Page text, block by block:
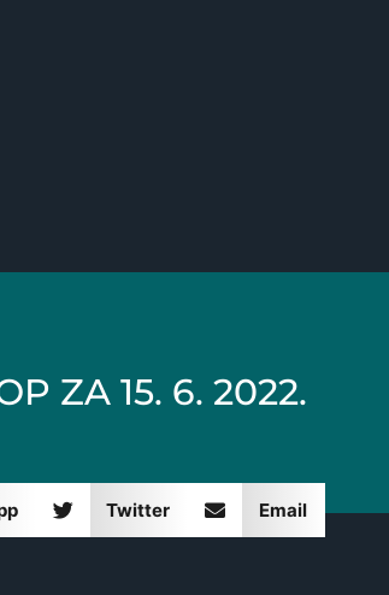
ZA 15. 6. 2022.
Twitter Email